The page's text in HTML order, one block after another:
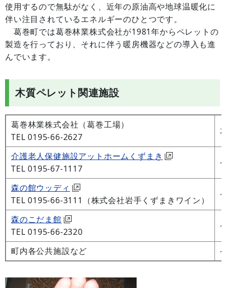
使用するので無駄がなく、近年の原油高や地球温暖化に
伴い注目されているエネルギーのひとつです。
葛巻町では葛巻林業株式会社が1981年からペレットの
製造を行っており、それに伴う暖房機器などの導入も進
んでいます。
木質ペレット関連施設
葛巻林業株式会社（葛巻工場）
TEL 0195-66-2627
介護老人保健施設アットホームくずまき
TEL 0195-67-1117
森の館ウッディ
TEL 0195-66-3111（株式会社岩手くずまきワイン）
森のこだま館
TEL 0195-66-2320
町内各公共施設など